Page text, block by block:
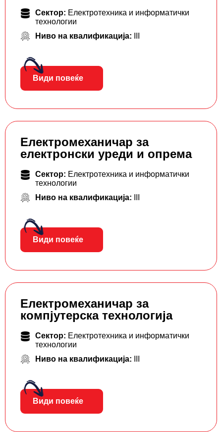
Сектор: Електротехника и информатички
технологии
Ниво на квалификација:
Види повеќе
Електромеханичар за
електронски уреди и опрема
Сектор: Електротехника и информатички
технологии
Ниво на квалификација:
Види повеќе
Електромеханичар за
компјутерска технологија
Сектор: Електротехника и информатички
технологии
Ниво на квалификација:
Види повеќе